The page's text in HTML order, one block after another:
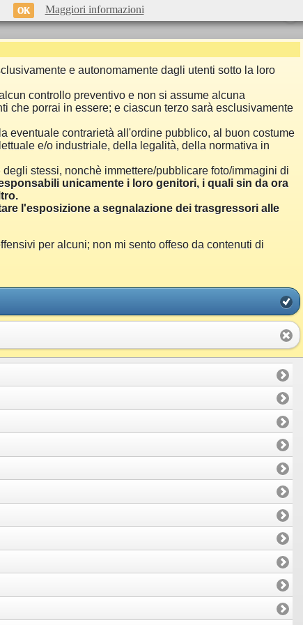
e autonomamente dagli utenti sotto la loro
controllo preventivo e non si assume alcuna
che porrai in essere; e ciascun terzo sarà esclusivamente
eventuale contrarietà all'ordine pubblico, al buon costume
e/o industriale, della legalità, della normativa in
stessi, nonchè immettere/pubblicare foto/immagini di
unicamente i loro genitori, i quali sin da ora
l'esposizione a segnalazione dei trasgressori alle
per alcuni; non mi sento offeso da contenuti di
OK Maggiori informazioni